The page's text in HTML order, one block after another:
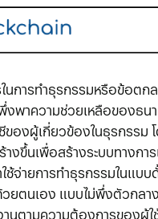
การทำธุรกรรมหรือข้อตก
าความช่วยเหลือของธนา
งผู้เกี่ยวข้องในธุรกรรม โ
ขึ้นเพื่อสร้างระบบทางกา
ช้จ่ายการทำธุรกรรมในแ
ยตนเอง แบบไม่พึ่งตัวกลา
านตามความต้องการของผู้